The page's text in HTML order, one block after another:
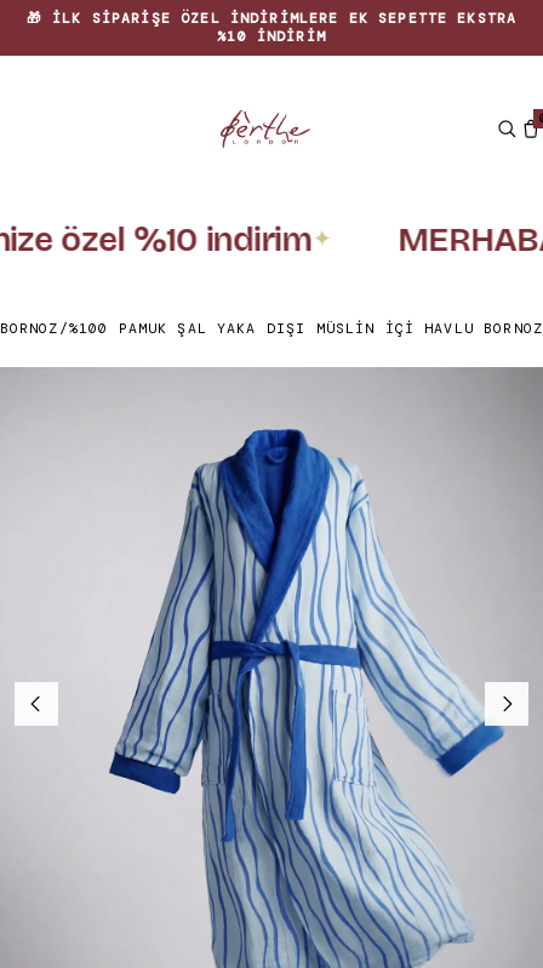
🎁 İLK SIPARIŞE ÖZEL INDIRIMLERE EK SEPETTE EKSTRA
%10 INDIRIM
özel %10 indirim✦
BORNOZ /%100 PAMUK ŞAL YAKA DIŞI MÜSLIN İÇI HAVLU BORNOZ